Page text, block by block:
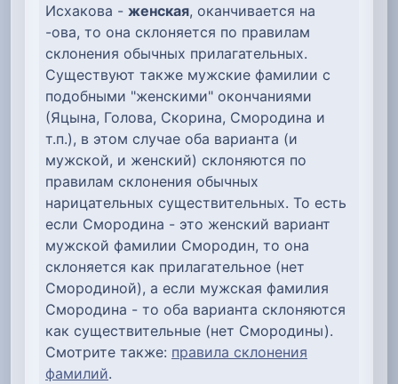
Исхакова - женская, оканчивается на
-ова, то она склоняется по правилам
склонения обычных прилагательных.
Существуют также мужские фамилии с
подобными "женскими" окончаниями
(Яцына, Голова, Скорина, Смородина и
т.п.), в этом случае оба варианта (и
мужской, и женский) склоняются по
правилам склонения обычных
нарицательных существительных. То есть
если Смородина - это женский вариант
мужской фамилии Смородин, то она
склоняется как прилагательное (нет
Смородиной), а если мужская фамилия
Смородина - то оба варианта склоняются
как существительные (нет Смородины).
Смотрите также: правила склонения
фамилий.